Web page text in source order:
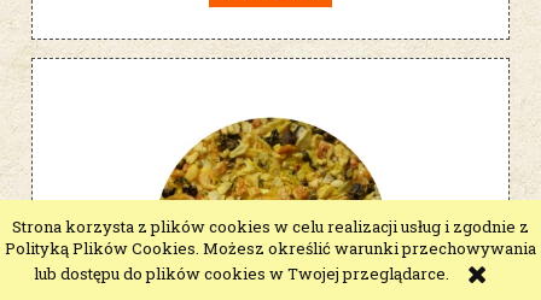
Strona korzysta z plików cookies w celu realizacji usług i zgodnie z
Polityką Plików Cookies. Możesz określić warunki przechowywania
lub dostępu do plików cookies w Twojej przeglądarce.